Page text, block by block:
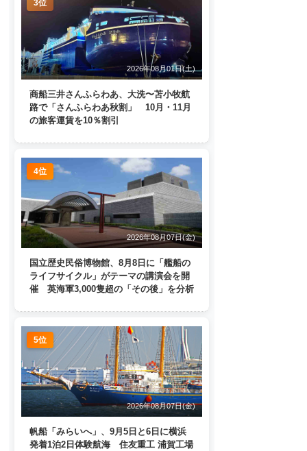
3位
2026年08月01日(土)
商船三井さんふらわあ、大洗〜苫小牧航
路で「さんふらわあ秋割」 10月・11月
の旅客運賃を10％割引
4位
2026年08月07日(金)
国立歴史民俗博物館、8月8日に「艦船の
ライフサイクル」がテーマの講演会を開
催 英海軍3,000隻超の「その後」を分析
5位
2026年08月07日(金)
帆船「みらいへ」、9月5日と6日に横浜
発着1泊2日体験航海 住友重工 浦賀工場